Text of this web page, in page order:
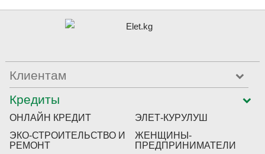
Клиентам
Кредиты
ОНЛАЙН КРЕДИТ
ЭЛЕТ-КУРУЛУШ
ЭКО-СТРОИТЕЛЬСТВО И
РЕМОНТ
ЖЕНЩИНЫ-
ПРЕДПРИНИМАТЕЛИ